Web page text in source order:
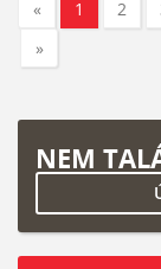
« 1 2
»
NEM